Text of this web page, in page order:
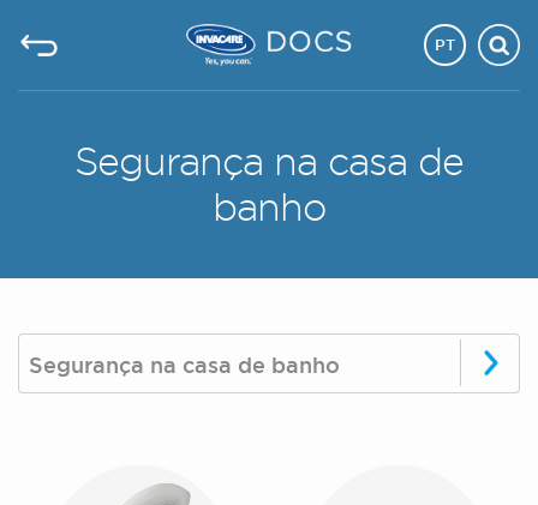
PT
Segurança na casa de
banho
Segurança na casa de banho